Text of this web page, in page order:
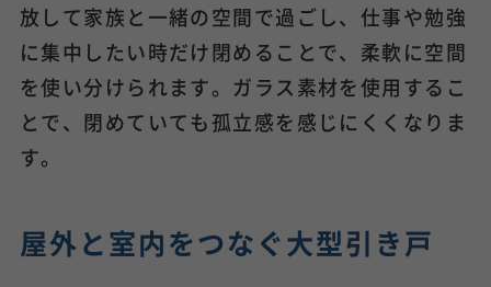
放して家族と一緒の空間で過ごし、仕事や勉強
に集中したい時だけ閉めることで、柔軟に空間
を使い分けられます。ガラス素材を使用するこ
とで、閉めていても孤立感を感じにくくなりま
す。
屋外と室内をつなぐ大型引き戸